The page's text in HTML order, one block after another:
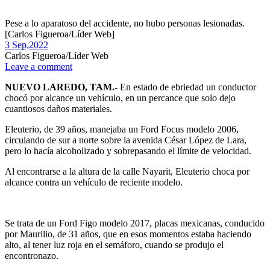
Pese a lo aparatoso del accidente, no hubo personas lesionadas.
[Carlos Figueroa/Líder Web]
3 Sep,2022
Carlos Figueroa/Líder Web
Leave a comment
NUEVO LAREDO, TAM.- En estado de ebriedad un conductor
chocó por alcance un vehículo, en un percance que solo dejo
cuantiosos daños materiales.
Eleuterio, de 39 años, manejaba un Ford Focus modelo 2006,
circulando de sur a norte sobre la avenida César López de Lara,
pero lo hacía alcoholizado y sobrepasando el límite de velocidad.
Al encontrarse a la altura de la calle Nayarit, Eleuterio choca por
alcance contra un vehículo de reciente modelo.
Se trata de un Ford Figo modelo 2017, placas mexicanas, conducido
por Maurilio, de 31 años, que en esos momentos estaba haciendo
alto, al tener luz roja en el semáforo, cuando se produjo el
encontronazo.